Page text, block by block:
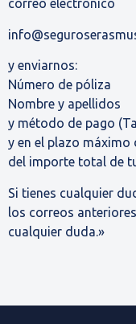
correo electrónico
y enviarnos:
Número de póliza
Nombre y apellidos
y método de pago
y en el plazo máximo
del importe total de
Si tienes cualquier
los correos
cualquier duda.»